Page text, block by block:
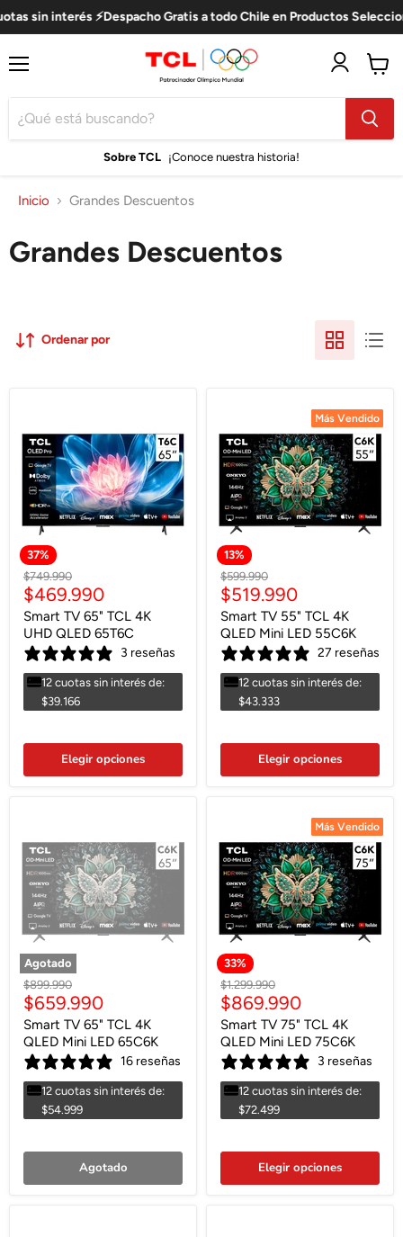
sin interés ⚡Despacho Gratis a todo Chile en Productos
Sobre TCL ¡Conoce nuestra historia!
carro
Inicio Grandes Descuentos
Grandes Descuentos
Ordenar por
37%
Precio
original
$749.990
Precio
actual
$469.990
Smart TV 65" TCL 4K
UHD QLED 65T6C
3 reseñas
12 cuotas sin interés de:
$39.166
Elegir opciones
Más Vendido
13%
Más Vendido
Precio
original
$599.990
Precio
actual
$519.990
Smart TV 55" TCL 4K
QLED Mini LED 55C6K
27 reseñas
12 cuotas sin interés de:
$43.333
Elegir opciones
Agotado
Precio
original
$899.990
Precio
actual
$659.990
Smart TV 65" TCL 4K
QLED Mini LED 65C6K
16 reseñas
12 cuotas sin interés de:
$54.999
Agotado
Más Vendido
33%
Más Vendido
Precio
original
$1.299.990
Precio
actual
$869.990
Smart TV 75" TCL 4K
QLED Mini LED 75C6K
3 reseñas
12 cuotas sin interés de:
$72.499
Elegir opciones